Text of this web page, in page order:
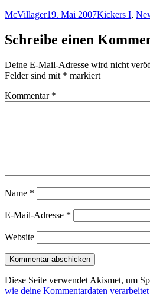
Autor
McVillagerVeröffentlicht
19. Mai 2007Kategorien
Kickers I,
Schreibe einen
Deine E-Mail-Adresse wird nicht
Felder sind mit * markiert
Kommentar *
Name *
E-Mail-Adresse *
Website
Diese Seite verwendet Akismet, um
wie deine Kommentardaten